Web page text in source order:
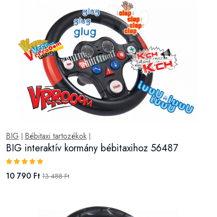
BIG Bébitaxi tartozékok
BIG interaktív kormány bébitaxihoz 56487
10 790 Ft 13 488 Ft